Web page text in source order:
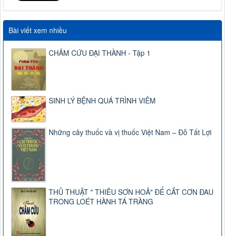
Bài viết xem nhiều
CHÂM CỨU ĐẠI THÀNH - Tập 1
SINH LÝ BỆNH QUÁ TRÌNH VIÊM
Những cây thuốc và vị thuốc Việt Nam – Đỗ Tất Lợi
THỦ THUẬT " THIÊU SƠN HOẢ" ĐỂ CẮT CƠN ĐAU
TRONG LOÉT HÀNH TÁ TRÀNG